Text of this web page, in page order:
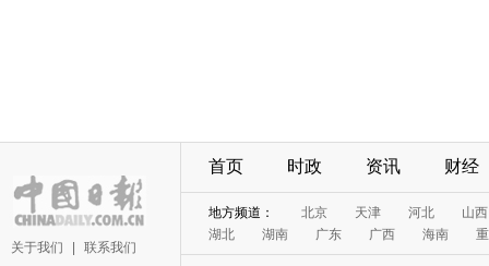
关于我们 联系我们
首页 时政 资讯 财经
地方频道： 北京 天津 河北
山西
湖北
湖南 广东 广西 海南